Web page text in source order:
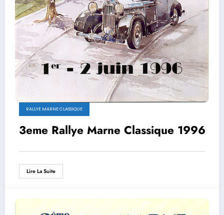
RALLYE MARNE CLASSIQUE
3eme Rallye Marne Classique 1996
Lire La Suite